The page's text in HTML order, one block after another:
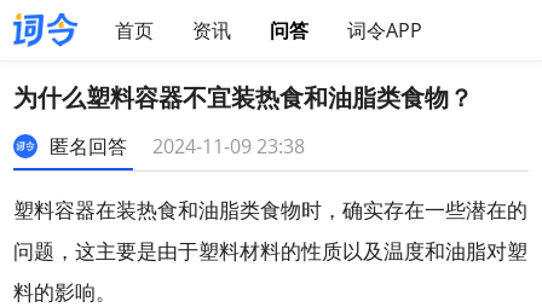
首页 资讯 问答 词令APP
为什么塑料容器不宜装热食和油脂类食物？
匿名回答 2024-11-09 23:38
塑料容器在装热食和油脂类食物时，确实存在一些潜在的
问题，这主要是由于塑料材料的性质以及温度和油脂对塑
料的影响。